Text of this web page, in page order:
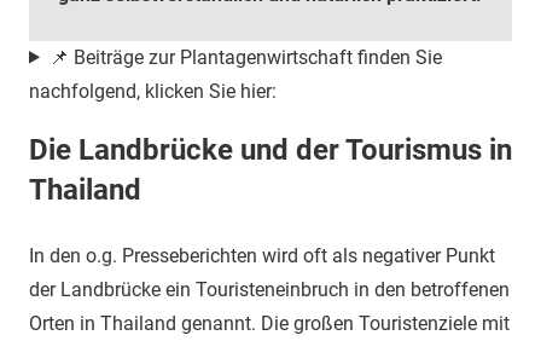
📌 Beiträge zur Plantagenwirtschaft finden Sie
nachfolgend, klicken Sie hier:
Die Landbrücke und der Tourismus in
Thailand
In den o.g. Presseberichten wird oft als negativer Punkt
der Landbrücke ein Touristeneinbruch in den betroffenen
Orten in Thailand genannt. Die großen Touristenziele mit